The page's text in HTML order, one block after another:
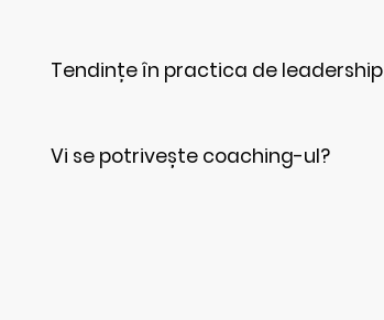
Tendințe în practica de leadership
Vi se potrivește coaching-ul?